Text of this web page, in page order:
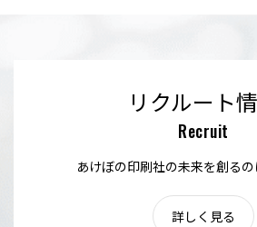
リクルート
Recruit
あけぼの印刷社の未来を創る
詳しく見る